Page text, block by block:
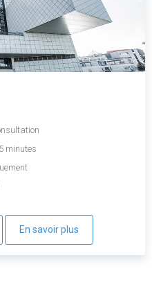
minutes
En savoir plus